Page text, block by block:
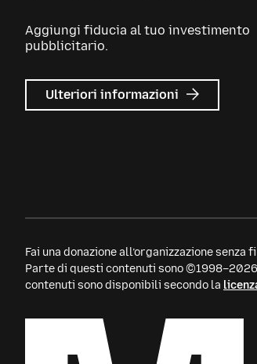
Aggiungi fiducia al tuo investimento
pubblicitario.
Ulteriori informazioni su
Mozilla
Fai una donazione all’organizzazione senza
Parte di questi contenuti sono
contenuti sono disponibili secondo la